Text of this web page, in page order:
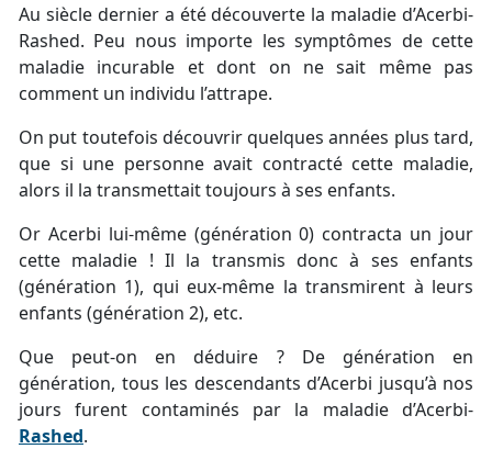
Au siècle dernier a été découverte la maladie d’Acerbi-
Rashed. Peu nous importe les symptômes de cette
maladie incurable et dont on ne sait même pas
comment un individu l’attrape.
On put toutefois découvrir quelques années plus tard,
que si une personne avait contracté cette maladie,
alors il la transmettait toujours à ses enfants.
Or Acerbi lui-même (génération 0) contracta un jour
cette maladie ! Il la transmis donc à ses enfants
(génération 1), qui eux-même la transmirent à leurs
enfants (génération 2), etc.
Que peut-on en déduire ? De génération en
génération, tous les descendants d’Acerbi jusqu’à nos
jours furent contaminés par la maladie d’Acerbi-
Rashed.